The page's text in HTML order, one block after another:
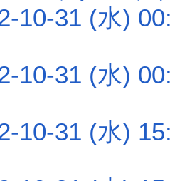
10-31 (水)
10-31 (水)
10-31 (水)